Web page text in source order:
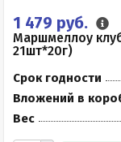
1 479 руб.
Маршмеллоу
21шт*20г)
Срок годности
Вложений в
Вес